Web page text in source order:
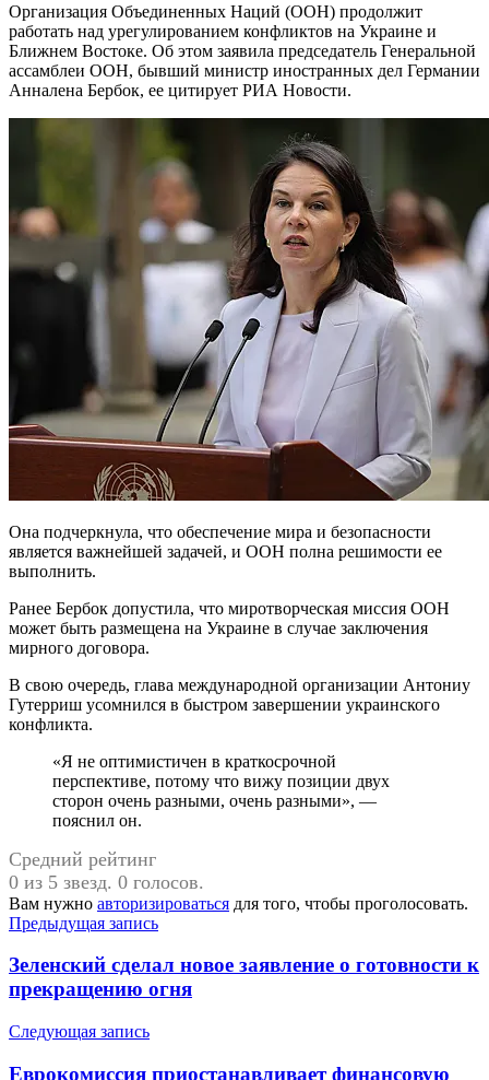
Организация Объединенных Наций (ООН) продолжит
работать над урегулированием конфликтов на Украине и
Ближнем Востоке. Об этом заявила председатель Генеральной
ассамблеи ООН, бывший министр иностранных дел Германии
Анналена Бербок, ее цитирует РИА Новости.
Она подчеркнула, что обеспечение мира и безопасности
является важнейшей задачей, и ООН полна решимости ее
выполнить.
Ранее Бербок допустила, что миротворческая миссия ООН
может быть размещена на Украине в случае заключения
мирного договора.
В свою очередь, глава международной организации Антониу
Гутерриш усомнился в быстром завершении украинского
конфликта.
«Я не оптимистичен в краткосрочной
перспективе, потому что вижу позиции двух
сторон очень разными, очень разными», —
пояснил он.
Средний рейтинг
0 из 5 звезд. 0 голосов.
Вам нужно авторизироваться для того, чтобы проголосовать.
Навигация
по
записям
Предыдущая запись
Зеленский сделал новое заявление о готовности к
прекращению огня
Следующая запись
Еврокомиссия приостанавливает финансовую